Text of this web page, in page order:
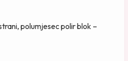
polumjesec polir blok –